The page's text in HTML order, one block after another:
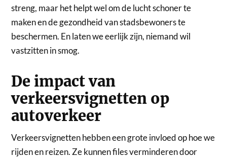
streng, maar het helpt wel om de lucht schoner te
maken en de gezondheid van stadsbewoners te
beschermen. En laten we eerlijk zijn, niemand wil
vastzitten in smog.
De impact van
verkeersvignetten op
autoverkeer
Verkeersvignetten hebben een grote invloed op hoe we
rijden en reizen. Ze kunnen files verminderen door